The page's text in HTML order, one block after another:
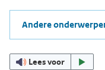
Andere
Lees voor